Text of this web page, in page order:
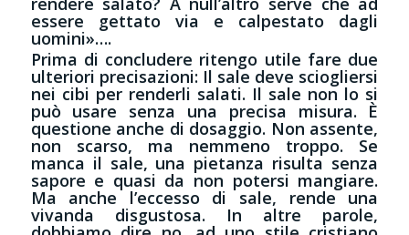
essere gettato via e calpestato dagli
uomini»….
Prima di concludere ritengo utile fare due
ulteriori precisazioni: Il sale deve sciogliersi
nei cibi per renderli salati. Il sale non lo si
può usare senza una precisa misura. È
questione anche di dosaggio. Non assente,
non scarso, ma nemmeno troppo. Se
manca il sale, una pietanza risulta senza
sapore e quasi da non potersi mangiare.
Ma anche l’eccesso di sale, rende una
vivanda disgustosa. In altre parole,